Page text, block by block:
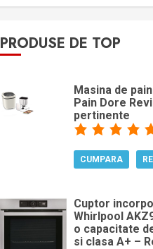
PRODUSE DE TOP
Masina de
Pain Dore
pertinente
CUMPARA
Cuptor
Whirlpool
o capacitate
si clasa A+ –